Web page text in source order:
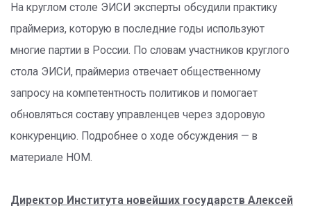
На круглом столе ЭИСИ эксперты обсудили практику
праймериз, которую в последние годы используют
многие партии в России. По словам участников круглого
стола ЭИСИ, праймериз отвечает общественному
запросу на компетентность политиков и помогает
обновляться составу управленцев через здоровую
конкуренцию. Подробнее о ходе обсуждения — в
материале НОМ.
Директор Института новейших государств Алексей